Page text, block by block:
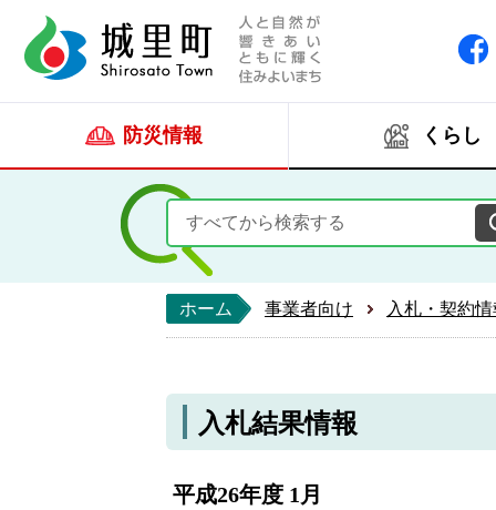
防災情報 くらし
ホーム 事業者向け 入札・契約
入札結果情報
平成26年度 1月